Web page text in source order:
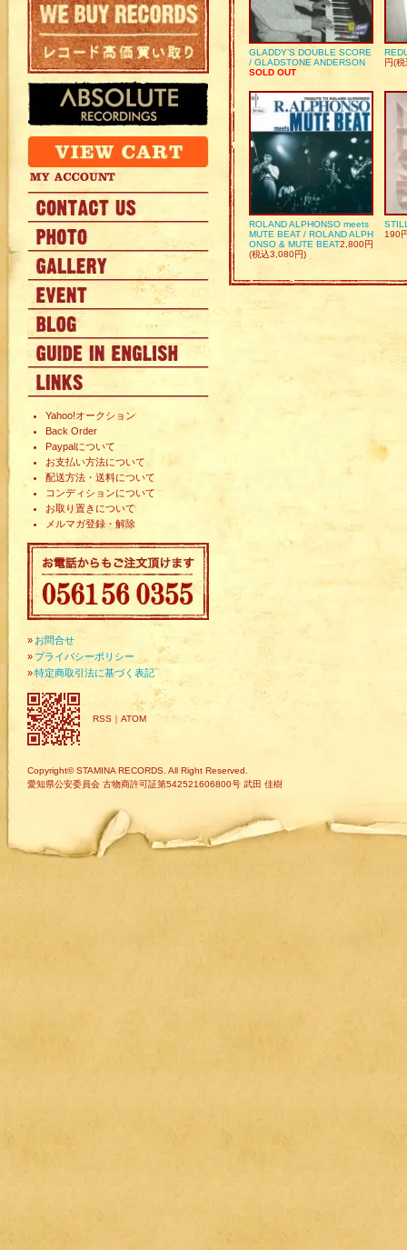
Yahoo!オークション
Back Order
Paypalについて
お支払い方法について
配送方法・送料について
コンディションについて
お取り置きについて
メルマガ登録・解除
» お問合せ
» プライバシーポリシー
»特定商取引法に基づく表記
RSS ｜ ATOM
GLADDY’S DOUBLE SCORE
/ GLADSTONE ANDERSON
SOLD OUT
円(
ROLAND ALPHONSO meets
MUTE BEAT / ROLAND ALPH
ONSO & MUTE BEAT2,800円
(税込3,080円)
190
Copyright© STAMINA RECORDS. All Right Reserved.
愛知県公安委員会 古物商許可証第542521606800号 武田 佳樹